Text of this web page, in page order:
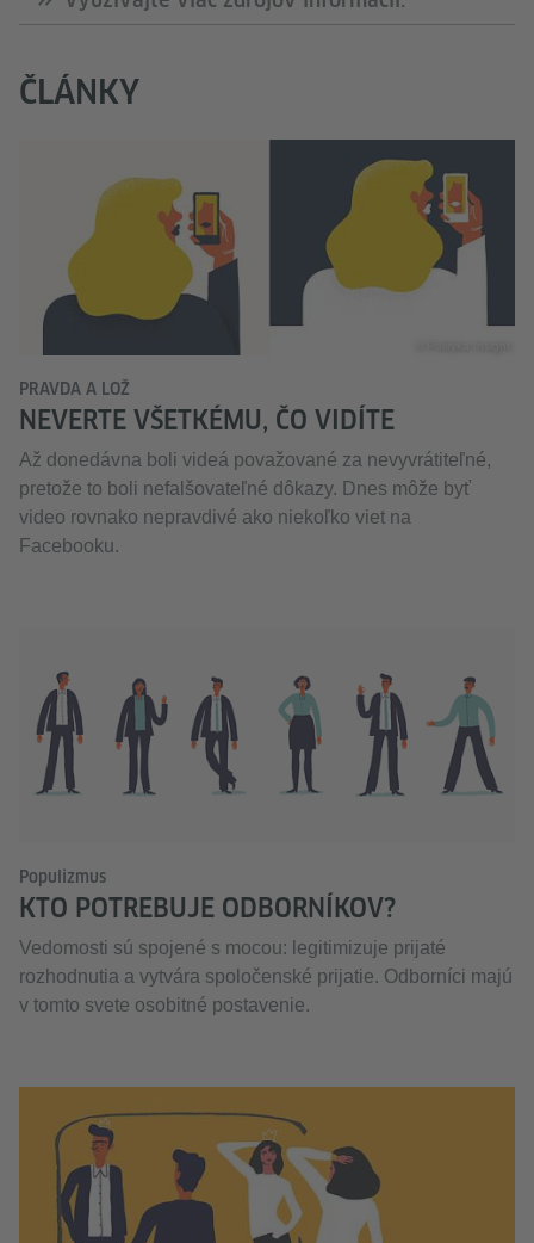
ČLÁNKY
PRAVDA A LOŽ
NEVERTE VŠETKÉMU, ČO VIDÍTE
Až donedávna boli videá považované za nevyvrátiteľné,
pretože to boli nefalšovateľné dôkazy. Dnes môže byť
video rovnako nepravdivé ako niekoľko viet na
Facebooku.
Populizmus
KTO POTREBUJE ODBORNÍKOV?
Vedomosti sú spojené s mocou: legitimizuje prijaté
rozhodnutia a vytvára spoločenské prijatie. Odborníci majú
v tomto svete osobitné postavenie.